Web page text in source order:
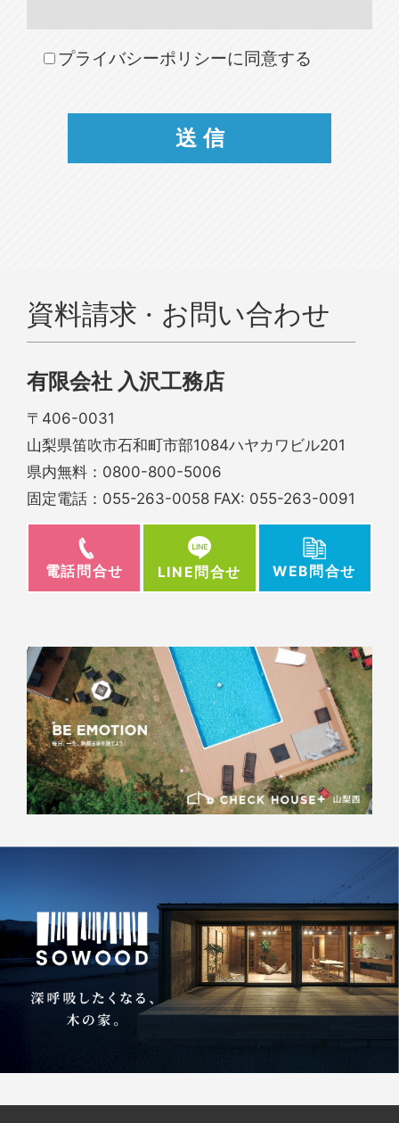
プライバシーポリシーに同意する
資料請求 · お問い合わせ
有限会社 入沢工務店
〒406-0031
山梨県笛吹市石和町市部1084ハヤカワビル201
県内無料： 0800-800-5006
固定電話： 055-263-0058 FAX: 055-263-0091
電話問合せ LINE問合せ WEB問合せ